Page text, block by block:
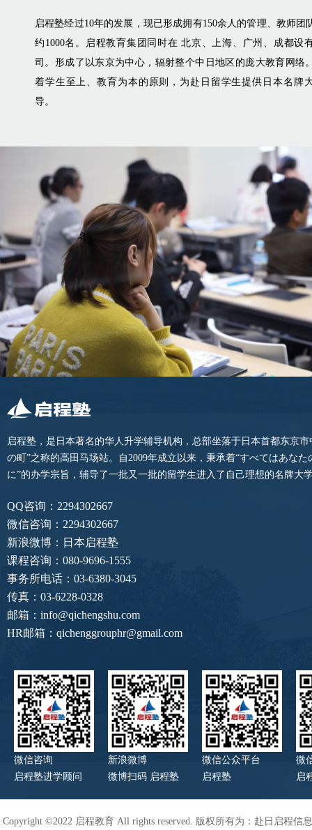
启程塾经过10年的发展，现已形成拥有150余人的管理、教师团
约1000名。启程教育集团同时在 北京、上海、广州、成都设
司。形成了以东京为中心，辐射整个中日地区的庞大教育网络
着学生至上、教育为本的原则，为赴日留学生提供日本名牌
导。
启程塾，是日本著名的华人升学辅导机构，总部坐落于日本首都东京市
の町”之称的高田马场站。自2009年成立以来，秉承着“すべてはあなた
に”的办学宗旨，辅导了一批又一批的留学生进入了自己理想的名牌大
QQ咨询：2294302667
微信咨询：2294302667
新浪微博：日本启程塾
课程咨询：080-9696-1555
事务所电话：03-6380-3045
传真：03-6228-0328
邮箱：info@qichengshu.com
HR邮箱：qichenggrouphr@gmail.com
微信咨询
启程塾进学顾问
新浪微博
微博扫码 启程塾
微信公众平台
启程塾
微
启
Copyright ©2022 启程教育 All rights reserved. 版权所有为：赴日启程信